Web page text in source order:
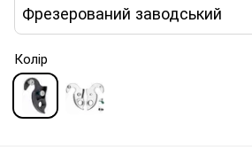
Фрезерований заводський
Колір